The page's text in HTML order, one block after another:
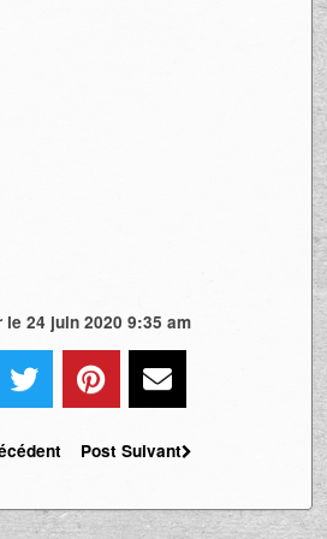
le 24 juin 2020 9:35 am
Post Suivant